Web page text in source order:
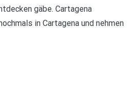
gäbe. Cartagena
in Cartagena und nehmen